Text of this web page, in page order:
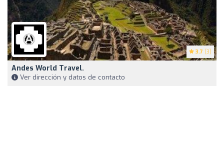
3.7 (3)
Andes World Travel.
Ver dirección y datos de contacto